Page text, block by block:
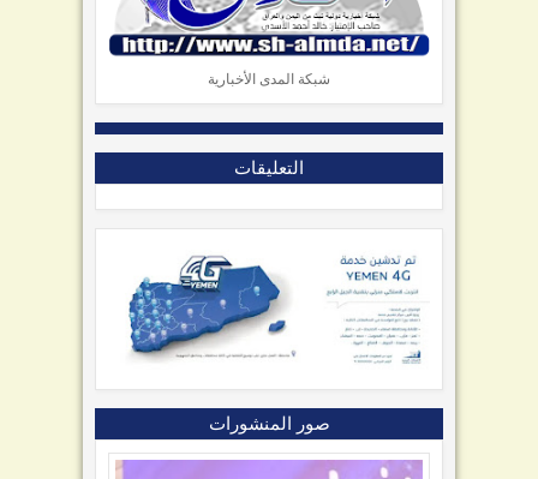
شبكة المدى الأخبارية
التعليقات
صور المنشورات